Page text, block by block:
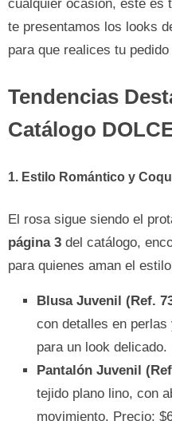
cualquier ocasión, este es
te presentamos los looks
para que realices tu
Tendencias
Catálogo
1. Estilo Romántico y
El rosa sigue siendo el
página 3 del catálogo,
para quienes aman el
Blusa Juvenil (Ref.
con detalles en
para un look delicado.
Pantalón Juvenil
tejido plano lino, con
movimiento. Precio: